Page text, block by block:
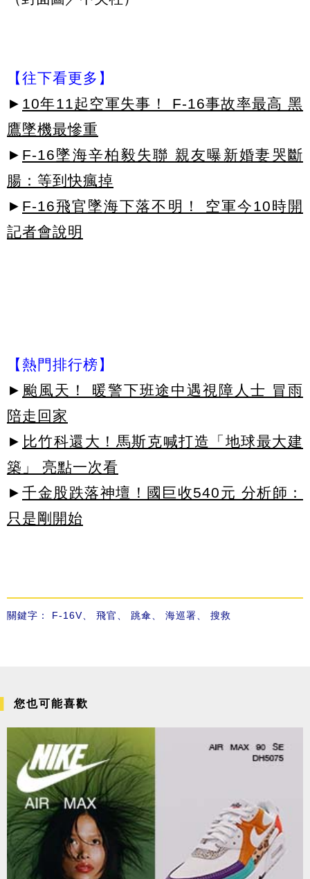
【往下看更多】
► 10年11起空軍失事！ F-16事故率最高 黑
鷹墜機最慘重
► F-16墜海辛柏毅失聯 親友曝新婚妻哭斷
腸：等到快瘋掉
► F-16飛官墜海下落不明！ 空軍今10時開
記者會說明
【熱門排行榜】
► 颱風天！ 暖警下班途中遇視障人士 冒雨
陪走回家
► 比竹科還大！馬斯克喊打造「地球最大建
築」 亮點一次看
► 千金股跌落神壇！國巨收540元 分析師：
只是剛開始
關鍵字： F-16V 飛官 跳傘 海巡署 搜救
您也可能喜歡